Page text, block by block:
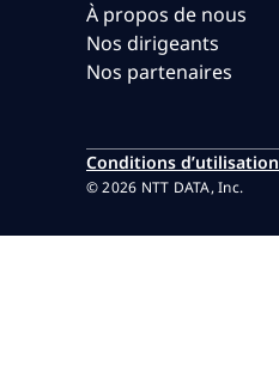
À propos de nous
Nos dirigeants
Nos partenaires
Conditions d’utilisation
© 2026 NTT DATA, Inc.